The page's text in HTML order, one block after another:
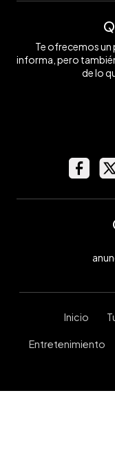
Te ofrecemos
informa, pero
de lo
Inicio
Entretenimiento